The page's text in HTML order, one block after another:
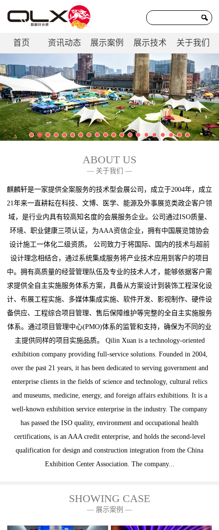
首页 资讯动态 展示案例 展示技术 关于我们
联系我们
ABOUT US
— 关于我们 —
麒麟轩是一家提供全案服务的技术型会展公司，成立于2004年，成立
21年来一直耕耘在科技、文博、医学、能源及外事展览类政企客户领
域，是行业内具有较高知名度的会展服务企业。公司通过ISO质量、
环境、职业健康三项认证，为AAA资信企业，拥有中国展览馆协会
设计施工一体化二级资质。 公司致力于将国际、国内的技术与超前
设计理念相结合，通过系统集成服务将产业技术应用到客户的项目
中。拥有高质量的经营管理队伍及专业的技术人才，能够依据客户需
求提供全自主实施服务体系方案，具备从方案设计到装饰工程深化设
计、布展工程实施、多媒体集成实施、软件开发、影视制作、硬件设
备供应、工程综合项目管理、售后保障维护等完整的全自主实施服务
体系。通过项目管理中心(PMO)体系的监管和支持，确保为不同的业
主提供同样的项目实施品质。 Qilin Xuan is a technology-oriented
exhibition company providing full-service solutions. Founded in 2004,
over the past 21 years, it has been dedicated to serving government and
enterprise clients in the fields of science and technology, cultural relics
and museums, medicine, energy, and foreign affairs exhibitions. It is a
well-known exhibition service enterprise in the industry. The company
has passed the ISO quality, environment and occupational health
certifications, is an AAA credit enterprise, and holds the second-level
qualification for design and construction integration from the China
Exhibition Center Association. The company...
SHOWING CASE
— 展示案例 —